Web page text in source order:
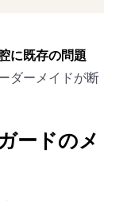
に既存の問題
ダーメイドが断
ードのメ